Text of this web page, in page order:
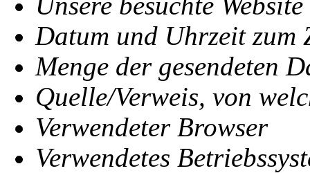
Datum und Uhrzeit zum
Menge der gesendeten
Quelle/Verweis, von
Verwendeter Browser
Verwendetes